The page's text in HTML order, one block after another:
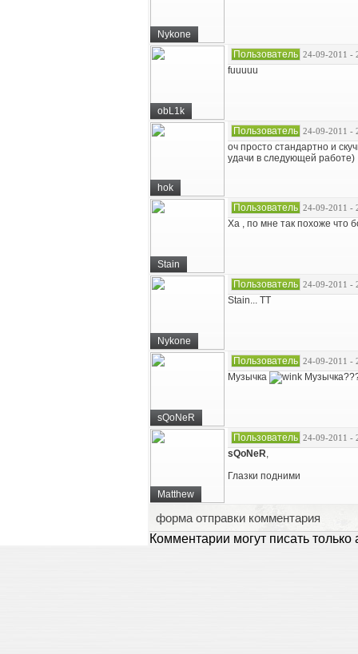
Nykone
obL1k
Пользователь 24-09-2011 -
fuuuuu
hok
Пользователь 24-09-2011 -
оч просто стандартно и
удачи в следующей работе)
Stain
Пользователь 24-09-2011 -
Ха , по мне так похоже что
Nykone
Пользователь 24-09-2011 -
Stain... ТТ
sQoNeR
Пользователь 24-09-2011 -
Музычка
Matthew
Пользователь 24-09-2011 -
sQoNeR,
Глазки подними
форма отправки комментария
Комментарии могут писать